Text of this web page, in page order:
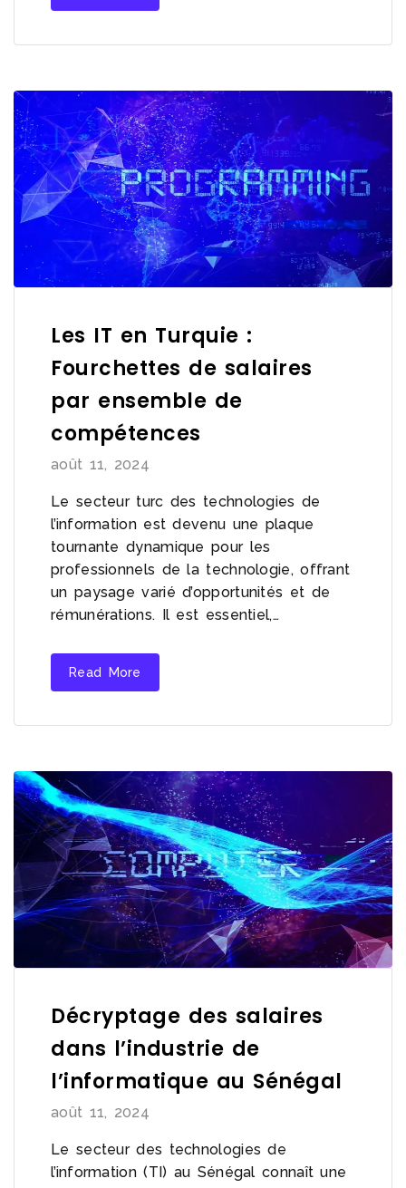
Les IT en Turquie :
Fourchettes de salaires
par ensemble de
compétences
août 11, 2024
Le secteur turc des technologies de
l’information est devenu une plaque
tournante dynamique pour les
professionnels de la technologie, offrant
un paysage varié d’opportunités et de
rémunérations. Il est essentiel,…
Read More
Décryptage des salaires
dans l’industrie de
l’informatique au Sénégal
août 11, 2024
Le secteur des technologies de
l’information (TI) au Sénégal connaît une